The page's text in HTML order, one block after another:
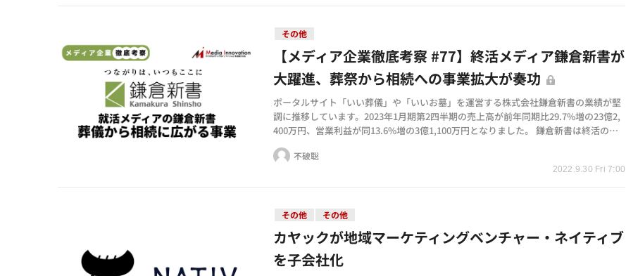
その他
2022.9.30 Fri 7:00
【メディア企業徹底考察 #77】終活メディア鎌倉新書が
大躍進、葬祭から相続への事業拡大が奏功
ポータルサイト「いい葬儀」や「いいお墓」を運営する株式会社鎌倉新書の業績が堅
調に推移しています。2023年1月期第2四半期の売上高が前年同期比29.7%増の23億2,
400万円、営業利益が同13.6%増の3億1,100万円となりました。 鎌倉新書は終活の基
本ステップである葬祭やお…
不破聡
その他 その他
カヤックが地域マーケティングベンチャー・ネイティブ
を子会社化